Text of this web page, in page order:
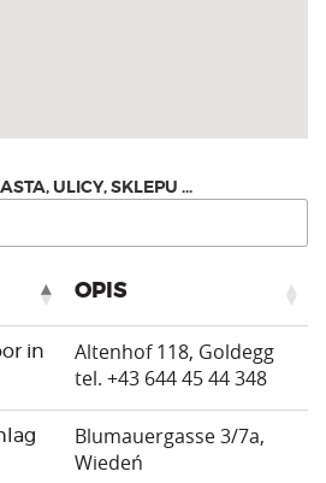
OPIS
in
Altenhof 118, Goldegg
tel. +43 644 45 44 348
Blumauergasse 3/7a,
Wiedeń